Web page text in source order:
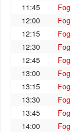
11:45
12:00
12:15
12:30
12:45
13:00
13:15
13:30
13:45
14:00